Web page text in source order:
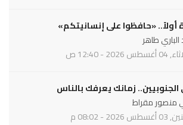
أولاً.. «حافظوا على إنسانيتكم»
الباري طاهر
2026 - 12:40 ص
الجنوبيين.. زمانك يعرفك بالناس
منصور مقراط
2026 - 08:02 م